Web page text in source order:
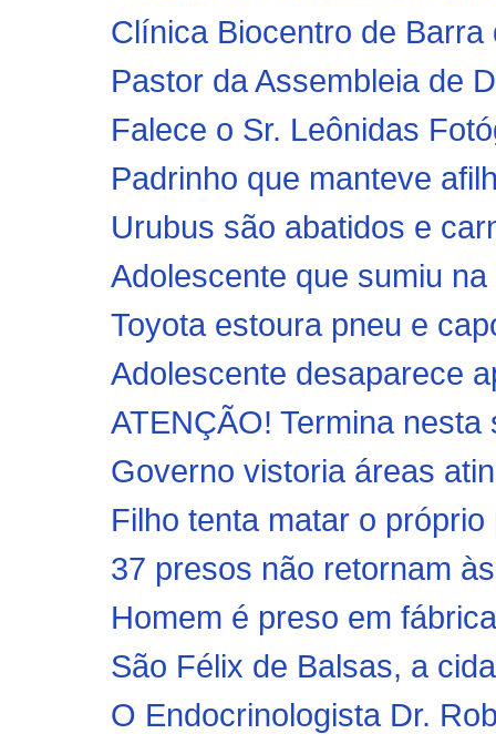
Clínica Biocentro de
Pastor da Assembleia de
Falece o Sr. Leônidas
Padrinho que manteve
Urubus são abatidos e
Adolescente que sumiu
Toyota estoura pneu e
Adolescente desaparece
ATENÇÃO! Termina
Governo vistoria áreas
Filho tenta matar o
37 presos não retornam
Homem é preso em
São Félix de Balsas, a
O Endocrinologista Dr.